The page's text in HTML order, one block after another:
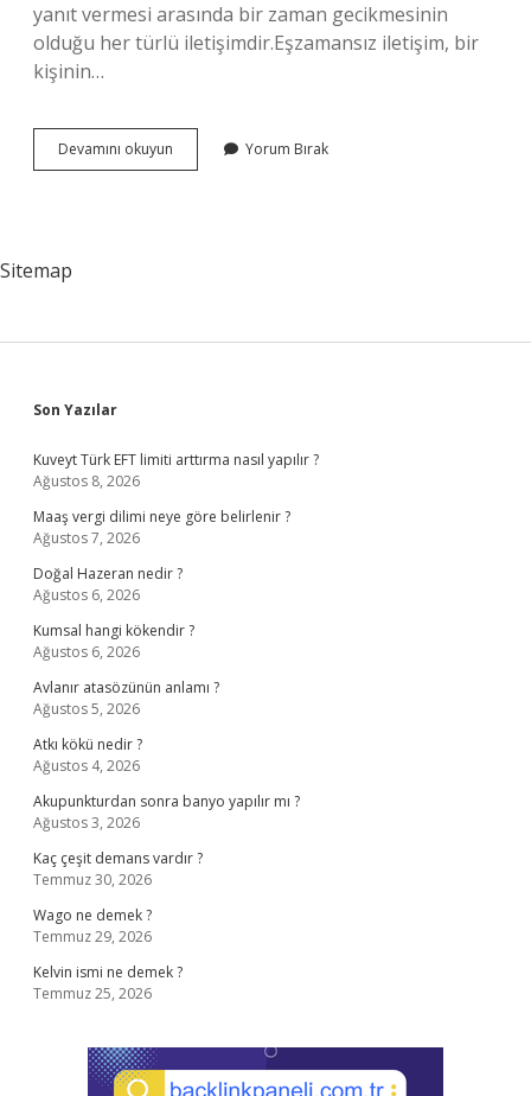
yanıt vermesi arasında bir zaman gecikmesinin
olduğu her türlü iletişimdir.Eşzamansız iletişim, bir
kişinin…
Devamını okuyun Asenkron
Iletişim
Yorum Bırak
Sitemap
Sidebar
Son Yazılar
Kuveyt Türk EFT limiti arttırma nasıl yapılır ?
Ağustos 8, 2026
Maaş vergi dilimi neye göre belirlenir ?
Ağustos 7, 2026
Doğal Hazeran nedir ?
Ağustos 6, 2026
Kumsal hangi kökendir ?
Ağustos 6, 2026
Avlanır atasözünün anlamı ?
Ağustos 5, 2026
Atkı kökü nedir ?
Ağustos 4, 2026
Akupunkturdan sonra banyo yapılır mı ?
Ağustos 3, 2026
Kaç çeşit demans vardır ?
Temmuz 30, 2026
Wago ne demek ?
Temmuz 29, 2026
Kelvin ismi ne demek ?
Temmuz 25, 2026